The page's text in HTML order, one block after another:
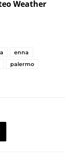
Weather
enna
palermo